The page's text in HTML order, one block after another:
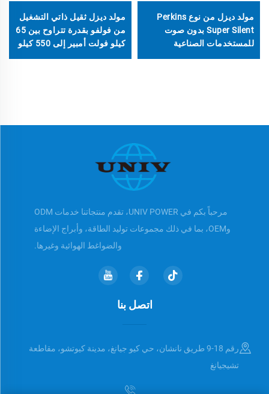
مولد ديزل من نوع Perkins
Super Silent بدون صوت
للمستخدمات الصناعية
مولد ديزل ثقيل ذاتي التشغيل
من فولفو بقدرة تتراوح بين 65
كيلو فولت أمبير إلى 550 كيلو
مرحباً بكم في UNIV POWER، تقدم منتجاتنا خدمات ODM
وOEM، بما في ذلك مجموعات توليد الطاقة، وأبراج الإضاءة
والضواغط الهوائية وغيرها.
اتصل بنا
رقم 18-9 طريق نانشان، حي كيو جيانغ، مدينة كيوتشو، مقاطعة
تشيجيانغ